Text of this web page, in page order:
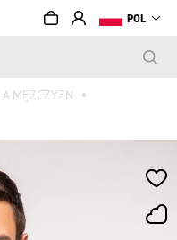
POL
MĘŻCZYZN